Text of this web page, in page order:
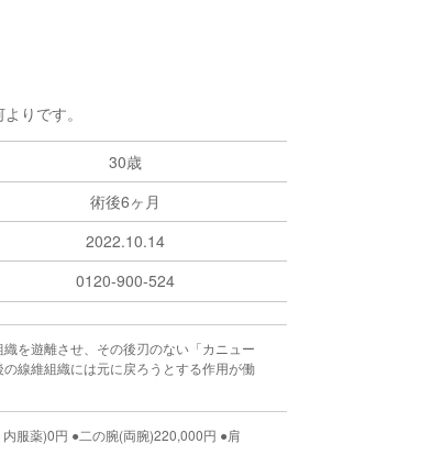
りです。
30歳
術後6ヶ月
2022.10.14
0120-900-524
を遊離させ、その後刃のない「カニュー
線維組織には元に戻ろうとする作用が働
服薬)0円 ●二の腕(両腕)220,000円 ●肩